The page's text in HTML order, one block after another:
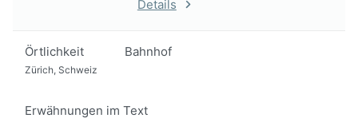
Details
Örtlichkeit Bahnhof
Zürich, Schweiz
Erwähnungen im Text